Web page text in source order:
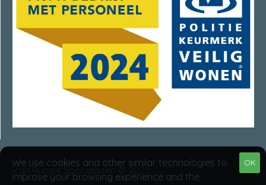
Van Rumpt Specialisten © 2025
OK
We use cookies and other similar technologies to
improve your browsing experience and the